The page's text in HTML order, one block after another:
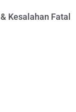
Kesalahan Fatal